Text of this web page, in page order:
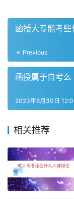
惠。学制为3年
元-10000元的学
除了学费，函授
常是报名费加上
年的学费大约是
度、专业的难易程
时，考生应该根
素，选择适合自己
函授大专能考些
Previous
函授属于自考么
2023年6月30日
相关推荐